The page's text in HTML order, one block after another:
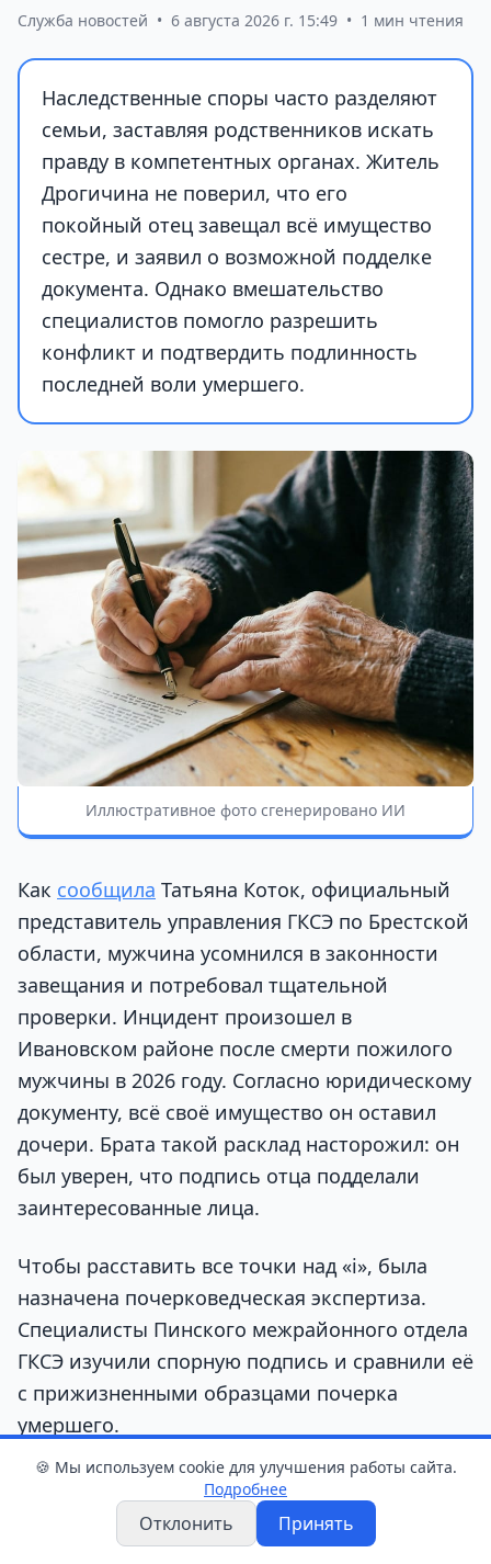
Служба новостей • 6 августа 2026 г. 15:49 • 1 мин чтения
Наследственные споры часто разделяют
семьи, заставляя родственников искать
правду в компетентных органах. Житель
Дрогичина не поверил, что его
покойный отец завещал всё имущество
сестре, и заявил о возможной подделке
документа. Однако вмешательство
специалистов помогло разрешить
конфликт и подтвердить подлинность
последней воли умершего.
Иллюстративное фото сгенерировано ИИ
Как сообщила Татьяна Коток, официальный
представитель управления ГКСЭ по Брестской
области, мужчина усомнился в законности
завещания и потребовал тщательной
проверки. Инцидент произошел в
Ивановском районе после смерти пожилого
мужчины в 2026 году. Согласно юридическому
документу, всё своё имущество он оставил
дочери. Брата такой расклад насторожил: он
был уверен, что подпись отца подделали
заинтересованные лица.
Чтобы расставить все точки над «i», была
назначена почерковедческая экспертиза.
Специалисты Пинского межрайонного отдела
ГКСЭ изучили спорную подпись и сравнили её
с прижизненными образцами почерка
умершего.
Вердикт экспертов оказался однозначным:
подпись в завещании подлинная и выполнена
лично отцом заявителя. Все необычные
🍪 Мы используем cookie для улучшения работы сайта.
Подробнее
Отклонить Принять